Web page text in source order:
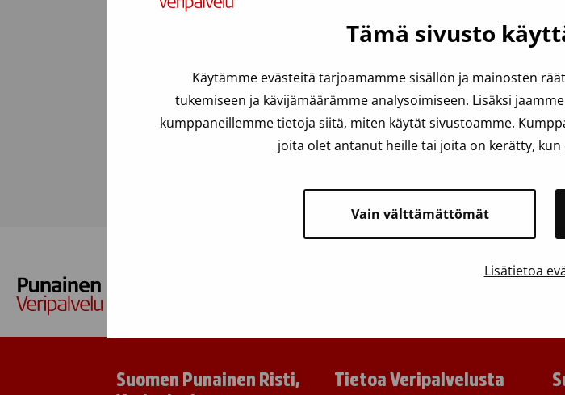
Tämä sivusto
Käytämme evästeitä tarjoamamme sisällön ja mainosten
tukemiseen ja kävijämäärämme analysoimiseen. Lisäksi
kumppaneillemme tietoja siitä, miten käytät sivustoamme.
joita olet antanut heille tai joita on kerätty,
Vain välttämättömät
Lisätietoa
Haluatko lisätietoa? Soita verenluovuttajien maksuttomaan
Usein kysyttyä
Suomen Punainen Risti,
Tietoa Veripalvelusta